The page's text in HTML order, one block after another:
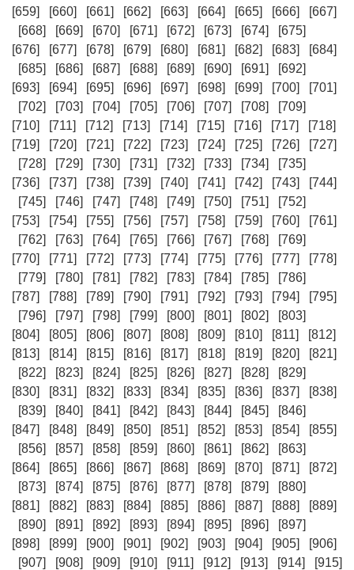
[659]
[660] [661] [662] [663] [664] [665] [666]
[667]
[668]
[669] [670] [671] [672] [673] [674]
[675]
[676]
[677] [678] [679] [680] [681] [682] [683]
[684]
[685]
[686] [687] [688] [689] [690] [691]
[692]
[693]
[694] [695] [696] [697] [698] [699] [700]
[701]
[702]
[703] [704] [705] [706] [707] [708]
[709]
[710]
[711] [712] [713] [714] [715] [716] [717]
[718]
[719]
[720] [721] [722] [723] [724] [725] [726]
[727]
[728]
[729] [730] [731] [732] [733] [734]
[735]
[736]
[737] [738] [739] [740] [741] [742] [743]
[744]
[745]
[746] [747] [748] [749] [750] [751]
[752]
[753]
[754] [755] [756] [757] [758] [759] [760]
[761]
[762]
[763] [764] [765] [766] [767] [768]
[769]
[770]
[771] [772] [773] [774] [775] [776] [777]
[778]
[779]
[780] [781] [782] [783] [784] [785]
[786]
[787]
[788] [789] [790] [791] [792] [793] [794]
[795]
[796]
[797] [798] [799] [800] [801] [802]
[803]
[804]
[805] [806] [807] [808] [809] [810] [811]
[812]
[813]
[814] [815] [816] [817] [818] [819] [820]
[821]
[822]
[823] [824] [825] [826] [827] [828]
[829]
[830]
[831] [832] [833] [834] [835] [836] [837]
[838]
[839]
[840] [841] [842] [843] [844] [845]
[846]
[847]
[848] [849] [850] [851] [852] [853] [854]
[855]
[856]
[857] [858] [859] [860] [861] [862]
[863]
[864]
[865] [866] [867] [868] [869] [870] [871]
[872]
[873]
[874] [875] [876] [877] [878] [879]
[880]
[881]
[882] [883] [884] [885] [886] [887] [888]
[889]
[890]
[891] [892] [893] [894] [895] [896]
[897]
[898]
[899] [900] [901] [902] [903] [904] [905]
[906]
[907]
[908] [909] [910] [911] [912] [913] [914] [915]